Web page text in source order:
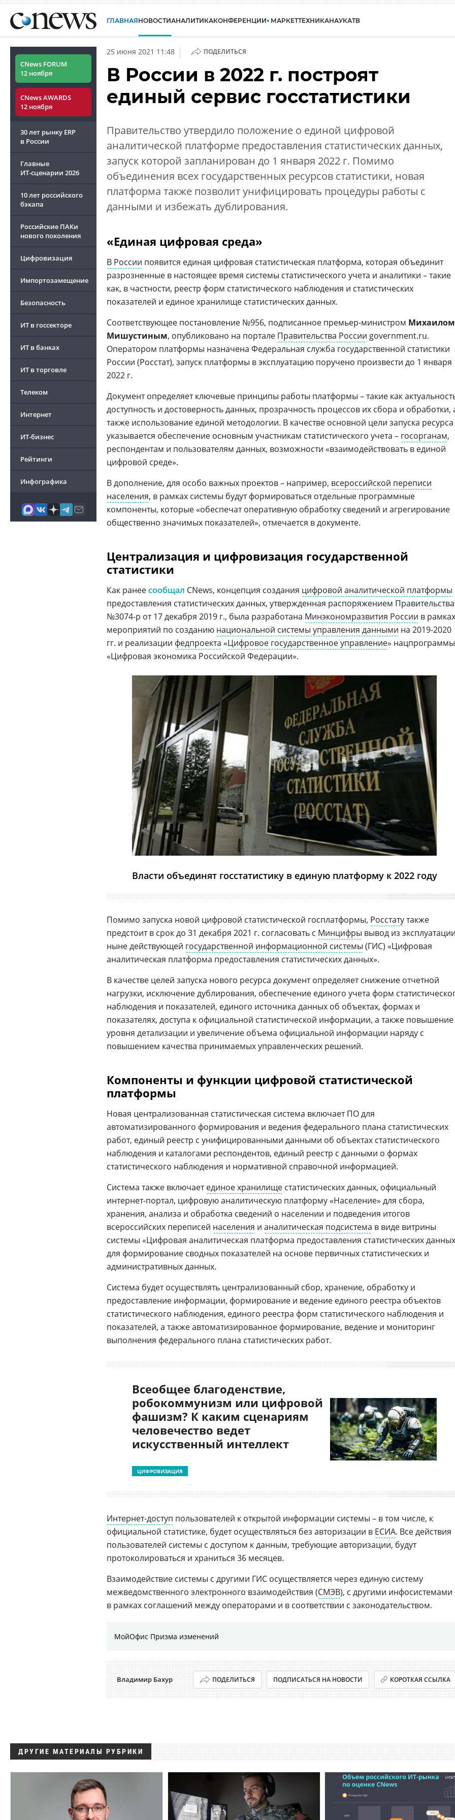
ГЛАВНАЯНОВОСТИАНАЛИТИКАКОНФЕРЕНЦИИ МАРКЕТТЕХНИКАНАУКАТВ
CNews FORUM
12 ноября
CNews AWARDS
12 ноября
30 лет рынку ERP
в России
Главные
ИТ-сценарии 2026
10 лет российского
бэкапа
Российские ПАКи
нового поколения
Цифровизация
Импортозамещение
Безопасность
ИТ в госсекторе
ИТ в банках
ИТ в торговле
Телеком
Интернет
ИТ-бизнес
Рейтинги
Инфографика
25 июня 2021 11:48 | ПОДЕЛИТЬСЯ
В России в 2022 г. построят
единый сервис госстатистики
Правительство утвердило положение о единой цифровой
аналитической платформе предоставления статистических данных,
запуск которой запланирован до 1 января 2022 г. Помимо
объединения всех государственных ресурсов статистики, новая
платформа также позволит унифицировать процедуры работы с
данными и избежать дублирования.
«Единая цифровая среда»
В России появится единая цифровая статистическая платформа, которая объединит
разрозненные в настоящее время системы статистического учета и аналитики – такие
как, в частности, реестр форм статистического наблюдения и статистических
показателей и единое хранилище статистических данных.
Соответствующее постановление №956, подписанное премьер-министром Михаилом
Мишустиным, опубликовано на портале Правительства России government.ru.
Оператором платформы назначена Федеральная служба государственной статистики
России (Росстат), запуск платформы в эксплуатацию поручено произвести до 1 января
2022 г.
Документ определяет ключевые принципы работы платформы – такие как
доступность и достоверность данных, прозрачность процессов их сбора и обработки,
также использование единой методологии. В качестве основной цели запуска ресурса
указывается обеспечение основным участникам статистического учета – госорганам,
респондентам и пользователям данных, возможности «взаимодействовать в единой
цифровой среде».
В дополнение, для особо важных проектов – например, всероссийской переписи
населения, в рамках системы будут формироваться отдельные программные
компоненты, которые «обеспечат оперативную обработку сведений и агрегирование
общественно значимых показателей», отмечается в документе.
Централизация и цифровизация государственной
статистики
Как ранеесообщал CNews, концепция создания цифровой аналитической платформы
предоставления статистических данных, утвержденная распоряжением Правительства
№3074-р от 17 декабря 2019 г., была разработана Минэкономразвития России в рамках
мероприятий по созданию национальной системы управления данными на 2019-2020
гг. и реализации федпроекта «Цифровое государственное управление» нацпрограммы
«Цифровая экономика Российской Федерации».
Власти объединят госстатистику в единую платформу к 2022 году
Помимо запуска новой цифровой статистической госплатформы, Росстатутакже
предстоит в срок до 31 декабря 2021 г. согласовать с Минцифры вывод из
ныне действующей государственной информационной системы (ГИС) «Цифровая
аналитическая платформа предоставления статистических данных».
В качестве целей запуска нового ресурса документ определяет снижение отчетной
нагрузки, исключение дублирования, обеспечение единого учета форм
наблюдения и показателей, единого источника данных об объектах, формах и
показателях, доступа к официальной статистической информации, а также повышение
уровня детализации и увеличение объема официальной информации наряду с
повышением качества принимаемых управленческих решений.
Компоненты и функции цифровой статистической
платформы
Новая централизованная статистическая система включает ПО для
автоматизированного формирования и ведения федерального плана статистических
работ, единый реестр с унифицированными данными об объектах статистического
наблюдения и каталогами респондентов, единый реестр с данными о формах
статистического наблюдения и нормативной справочной информацией.
Система также включаетединое хранилище статистических данных, официальный
интернет-портал, цифровую аналитическую платформу «Население» для сбора,
хранения, анализа и обработка сведений о населении и подведения итогов
всероссийских переписей населения и аналитическая подсистема в виде витрины
системы «Цифровая аналитическая платформа предоставления статистических
для формирование сводных показателей на основе первичных статистических и
административных данных.
Система будет осуществлять централизованный сбор, хранение, обработку и
предоставление информации, формирование и ведение единого реестра объектов
статистического наблюдения, единого реестра форм статистического наблюдения и
показателей, а также автоматизированное формирование, ведение и мониторинг
выполнения федерального плана статистических работ.
Всеобщее благоденствие,
робокоммунизм или цифровой
фашизм? К каким сценариям
человечество ведет
искусственный интеллект
ЦИФРОВИЗАЦИЯ
Интернет-доступ пользователей к открытой информации системы – в том числе, к
официальной статистике, будет осуществляться без авторизации в ЕСИА. Все действия
пользователей системы с доступом к данным, требующие авторизации, будут
протоколироваться и храниться 36 месяцев.
Взаимодействие системы с другими ГИС осуществляется через единую систему
межведомственного электронного взаимодействия (СМЭВ), с другими инфосистемами
в рамках соглашений между операторами и в соответствии с законодательством.
МойОфис Призма изменений
Владимир Бахур ПОДЕЛИТЬСЯ ПОДПИСАТЬСЯ НА НОВОСТИ КОРОТКАЯ ССЫЛКА
ДРУГИЕ МАТЕРИАЛЫ РУБРИКИ